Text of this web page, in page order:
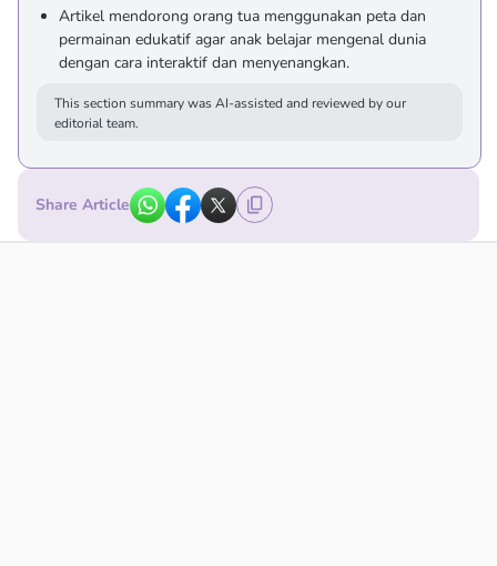
Artikel mendorong orang tua menggunakan peta dan
permainan edukatif agar anak belajar mengenal dunia
dengan cara interaktif dan menyenangkan.
This section summary was AI-assisted and reviewed by our
editorial team.
Share Article